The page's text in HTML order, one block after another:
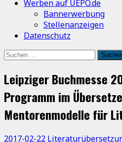
Werben auf UEPO.de
Bannerwerbung
Stellenanzeigen
Datenschutz
Suchen
Leipziger Buchmesse
Programm im
Mentorenmodelle für
2017-02-22